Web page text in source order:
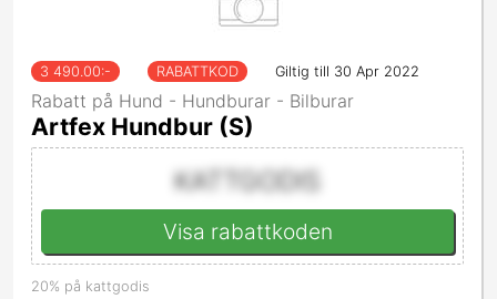
3 490.00:- RABATTKOD Giltig till 30 Apr 2022
Rabatt på Hund - Hundburar - Bilburar
Artfex Hundbur (S)
KATTGODIS
Visa rabattkoden
20% på kattgodis